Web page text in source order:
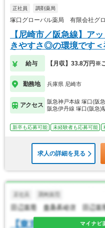
正社員 調剤薬局
塚口グローバル薬局 有限会社グ
【尼崎市／阪急線】ア
きやすさ◎の環境です＜
給与 【月収】33.8万円※
勤務地 兵庫県 尼崎市
アクセス
阪急神戸本線 塚口(阪
阪急伊丹線 塚口(阪急)
新卒も応募可能 未経験者も応募可能
求人の詳細を見る